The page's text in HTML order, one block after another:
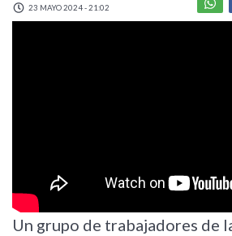
23 MAYO 2024 - 21:02
Un grupo de trabajadores de